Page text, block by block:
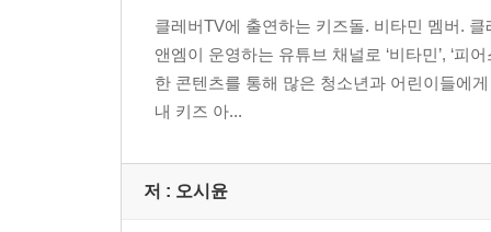
클레버TV에 출연하는 키즈돌. 비타민 멤버.
앤엠이 운영하는 유튜브 채널로 ‘비타민’, ‘피
한 콘텐츠를 통해 많은 청소년과 어린이들에
내 키즈 아...
저 : 오시윤